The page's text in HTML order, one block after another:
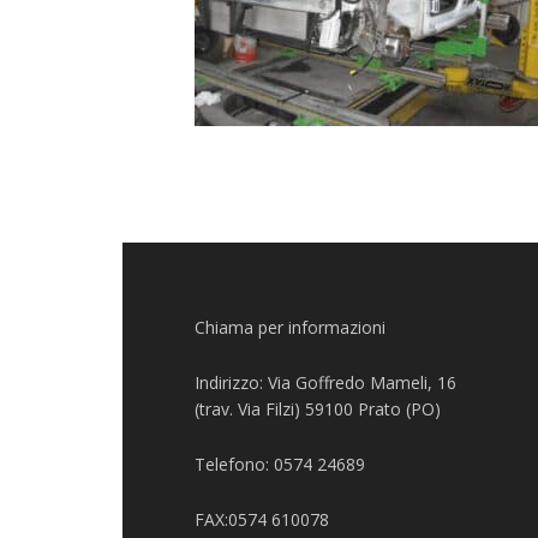
Chiama per informazioni
Indirizzo: Via Goffredo Mameli, 16
(trav. Via Filzi) 59100 Prato (PO)
Telefono: 0574 24689
FAX:0574 610078